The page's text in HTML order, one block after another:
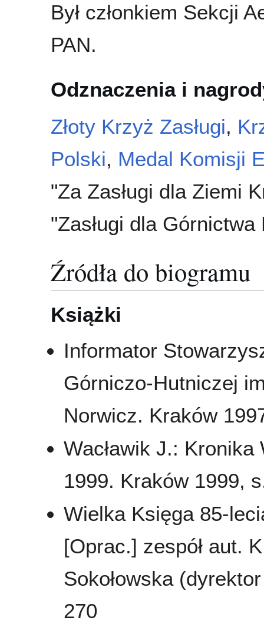
Był członkiem Sekcji
PAN.
Odznaczenia i
Złoty Krzyż Zasługi,
Polski, Medal Komisji
"Za Zasługi dla Ziemi
"Zasługi dla
Źródła do biogramu
Książki
Informator
Górniczo-Hutniczej
Norwicz. Kraków
Wacławik J.:
1999. Kraków 1999,
Wielka Księga 85-
[Oprac.] zespół aut.
Sokołowska
270